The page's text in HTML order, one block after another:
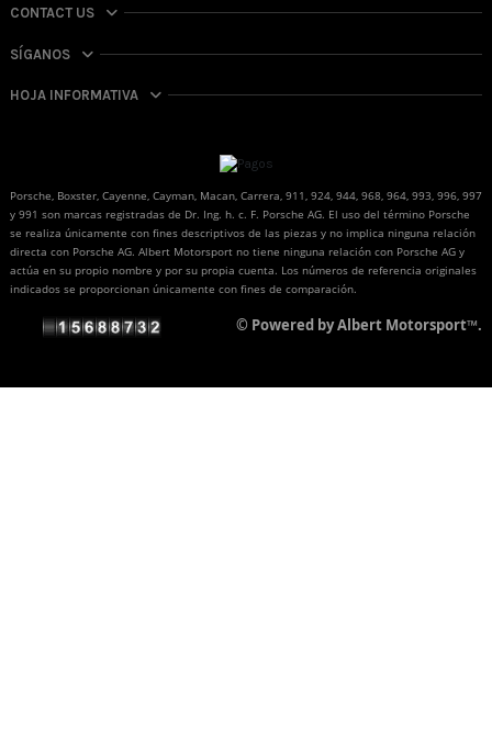
CONTACT US
SÍGANOS
HOJA INFORMATIVA
Porsche, Boxster, Cayenne, Cayman, Macan, Carrera, 911, 924, 944, 968, 964, 993, 996, 997
y 991 son marcas registradas de Dr. Ing. h. c. F. Porsche AG. El uso del término Porsche
se realiza únicamente con fines descriptivos de las piezas y no implica ninguna relación
directa con Porsche AG. Albert Motorsport no tiene ninguna relación con Porsche AG y
actúa en su propio nombre y por su propia cuenta. Los números de referencia originales
indicados se proporcionan únicamente con fines de comparación.
© Powered by Albert Motorsport™.